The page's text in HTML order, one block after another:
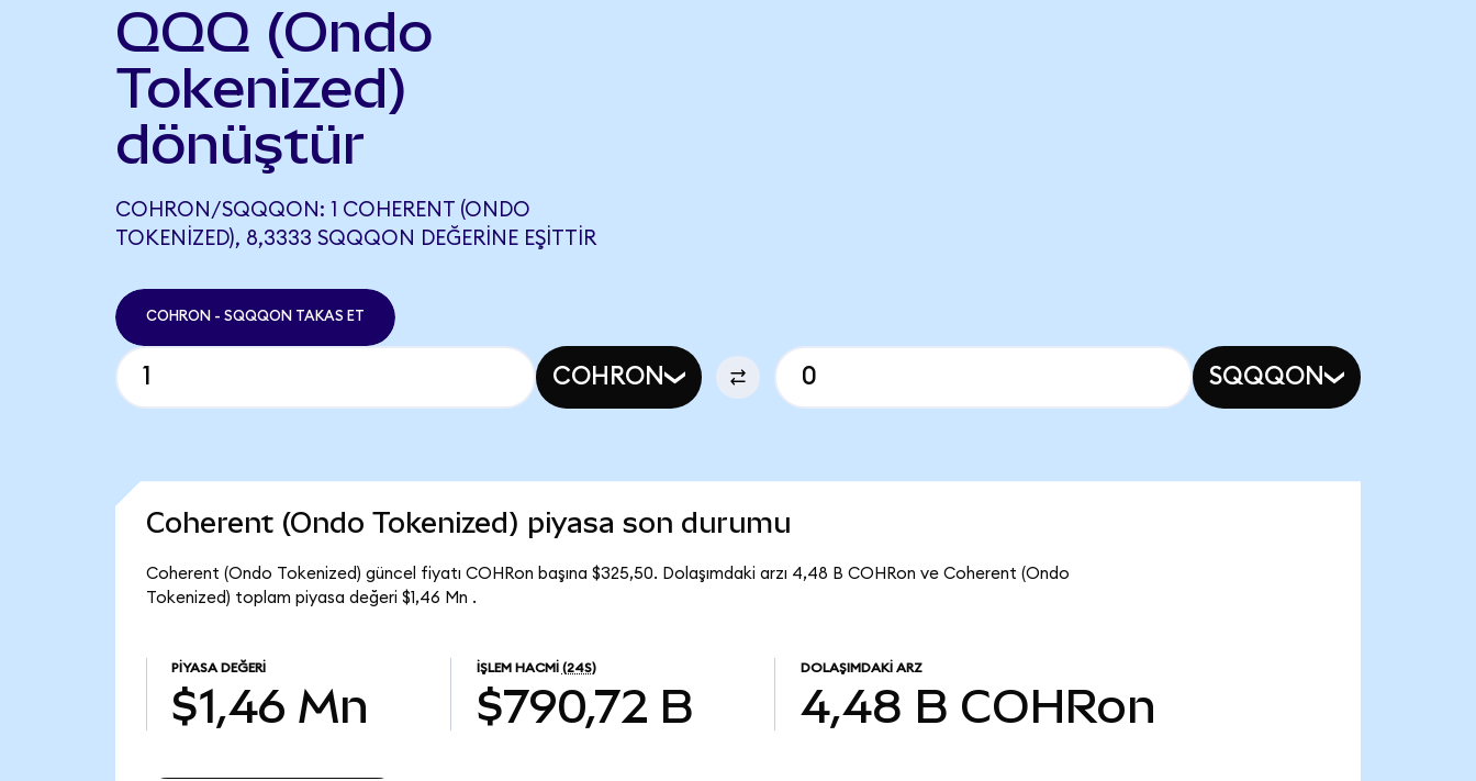
QQQ (Ondo
Tokenized)
dönüştür
COHRON/SQQQON: 1 COHERENT (ONDO
TOKENIZED), 8,3333 SQQQON DEĞERINE EŞITTIR
COHRON - SQQQON TAKAS ET
COHRON SQQQON
Coherent (Ondo Tokenized) piyasa son durumu
Coherent (Ondo Tokenized) güncel fiyatı COHRon başına $325,50. Dolaşımdaki arzı 4,48 B COHRon ve Coherent (Ondo
Tokenized) toplam piyasa değeri $1,46 Mn .
PIYASA DEĞERI
$1,46 Mn
İŞLEM HACMI (24S)
$790,72 B
DOLAŞIMDAKI ARZ
4,48 B COHRon